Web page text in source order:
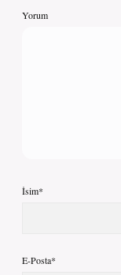
Yorum
İsim*
E-Posta*